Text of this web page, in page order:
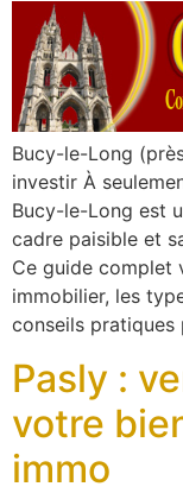
Bucy-le-Long
investir À
Bucy-le-Long est
cadre paisible et
Ce guide complet
immobilier, les
conseils
Pasly :
votre
immo